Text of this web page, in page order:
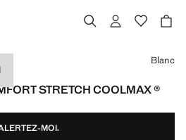
STRETCH COOLMAX ®
Blanc
MOI.